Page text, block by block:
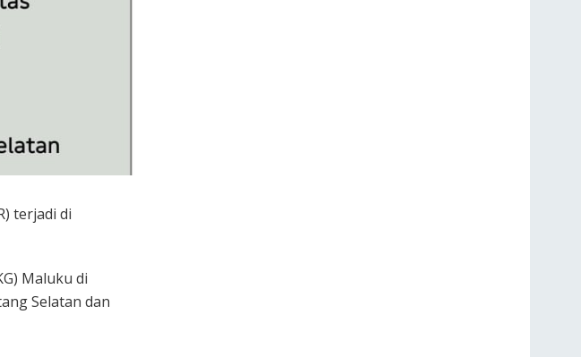
terjadi di
Maluku di
Selatan dan